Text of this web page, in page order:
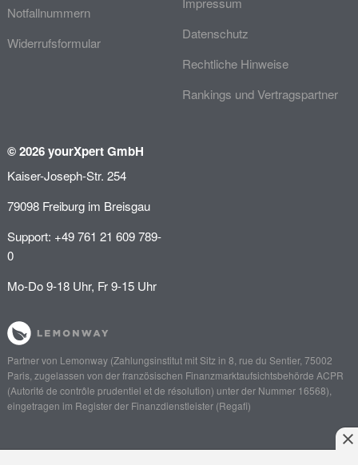
Notfallnummern
Widerrufsformular
Datenschutz
Rechtliche Hinweise
Rankings und Vertragspartner
© 2026 yourXpert GmbH
Kaiser-Joseph-Str. 254
79098 Freiburg im Breisgau
Support: +49 761 21 609 789-
0
Mo-Do 9-18 Uhr, Fr 9-15 Uhr
Partner von Lemonway(Zahlungsinstitut mit Sitz in 8, rue du Sentier, 75002
Paris, zugelassen von der französischen Finanzmarktaufsichtsbehörde ACPR
(Autorité de contrôle prudentiel et de résolution) unter der Nummer 16568),
eingetragen im Register der Finanzdienstleister (Regafi)